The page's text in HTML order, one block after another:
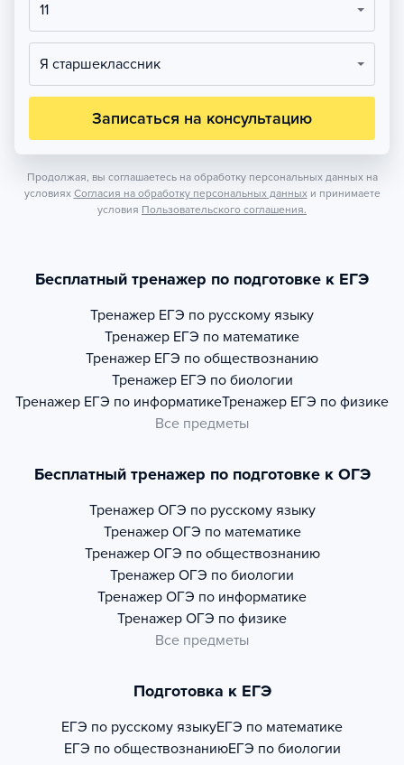
11
Я старшеклассник
Записаться на консультацию
Продолжая, вы соглашаетесь на обработку персональных данных на
условиях Согласия на обработку персональных данных и принимаете
условия Пользовательского соглашения.
Бесплатный тренажер по подготовке к ЕГЭ
Тренажер ЕГЭ по русскому языку
Тренажер ЕГЭ по математике
Тренажер ЕГЭ по обществознанию
Тренажер ЕГЭ по биологии
Тренажер ЕГЭ по информатикеТренажер ЕГЭ по физике
Все предметы
Бесплатный тренажер по подготовке к ОГЭ
Тренажер ОГЭ по русскому языку
Тренажер ОГЭ по математике
Тренажер ОГЭ по обществознанию
Тренажер ОГЭ по биологии
Тренажер ОГЭ по информатике
Тренажер ОГЭ по физике
Все предметы
Подготовка к ЕГЭ
ЕГЭ по русскому языкуЕГЭ по математике
ЕГЭ по обществознаниюЕГЭ по биологии